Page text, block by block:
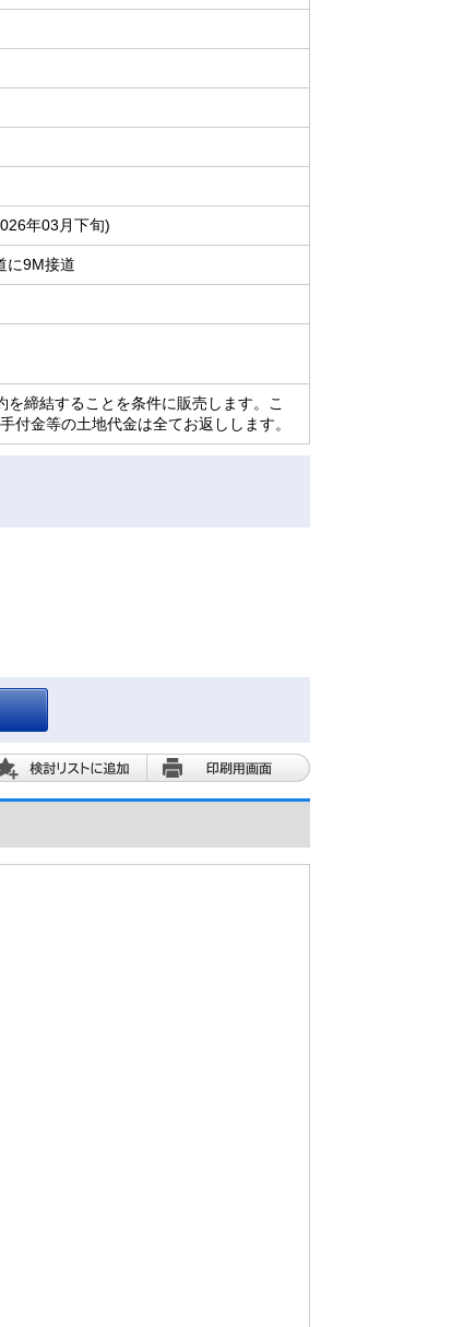
年03月下旬)
に9M接道
締結することを条件に販売します。こ
金等の土地代金は全てお返しします。